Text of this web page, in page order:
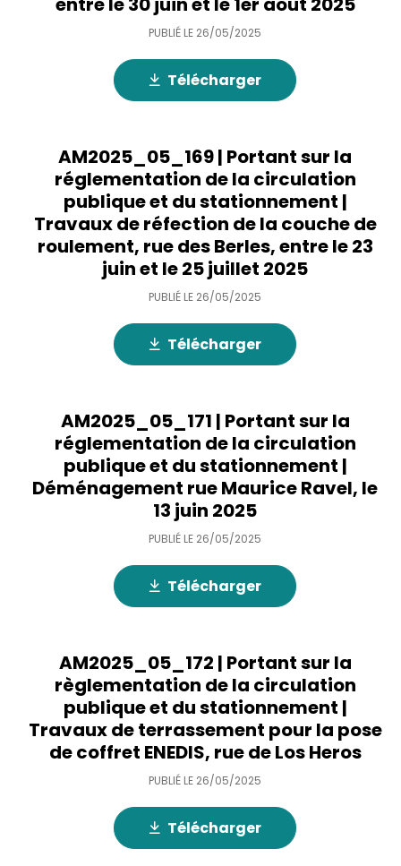
PUBLIÉ LE 26/05/2025
Télécharger
AM2025_05_169 | Portant sur la
réglementation de la circulation
publique et du stationnement |
Travaux de réfection de la couche de
roulement, rue des Berles, entre le 23
juin et le 25 juillet 2025
PUBLIÉ LE 26/05/2025
Télécharger
AM2025_05_171 | Portant sur la
réglementation de la circulation
publique et du stationnement |
Déménagement rue Maurice Ravel, le
13 juin 2025
PUBLIÉ LE 26/05/2025
Télécharger
AM2025_05_172 | Portant sur la
règlementation de la circulation
publique et du stationnement |
Travaux de terrassement pour la pose
de coffret ENEDIS, rue de Los Heros
PUBLIÉ LE 26/05/2025
Télécharger